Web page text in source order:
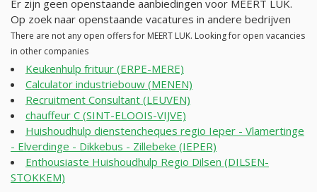
Er zijn geen openstaande aanbiedingen voor MEERT LUK.
Op zoek naar openstaande vacatures in andere bedrijven
There are not any open offers for MEERT LUK. Looking for open vacancies
in other companies
Keukenhulp frituur (ERPE-MERE)
Calculator industriebouw (MENEN)
Recruitment Consultant (LEUVEN)
chauffeur C (SINT-ELOOIS-VIJVE)
Huishoudhulp dienstencheques regio Ieper - Vlamertinge
- Elverdinge - Dikkebus - Zillebeke (IEPER)
Enthousiaste Huishoudhulp Regio Dilsen (DILSEN-
STOKKEM)